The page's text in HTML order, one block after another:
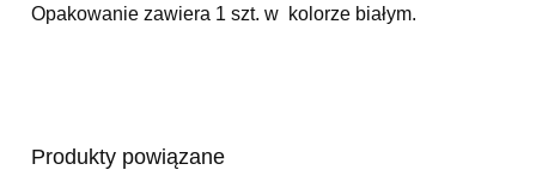
Opakowanie zawiera 1 szt. w kolorze białym.
Produkty powiązane